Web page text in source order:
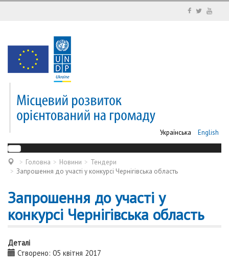
Українська English
Головна Новини
Тендери
Запрошення до участі у конкурсі Чернігівська область
Запрошення до участі у
конкурсі Чернігівська область
Деталі
Створено: 05 квітня 2017